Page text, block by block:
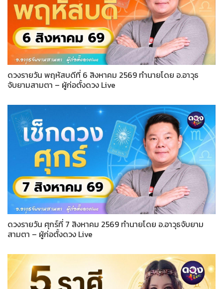
ดวงรายวัน พฤหัสบดีที่ 6 สิงหาคม 2569 ทำนายโดย อ.อาวุธ
จับยามสามตา – ผู้ก่อตั้งดวง Live
ดวงรายวัน ศุกร์ที่ 7 สิงหาคม 2569 ทำนายโดย อ.อาวุธจับยาม
สามตา – ผู้ก่อตั้งดวง Live